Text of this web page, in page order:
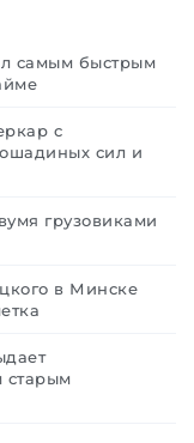
самым быстрым
с
сил и
грузовиками
в Минске
старым